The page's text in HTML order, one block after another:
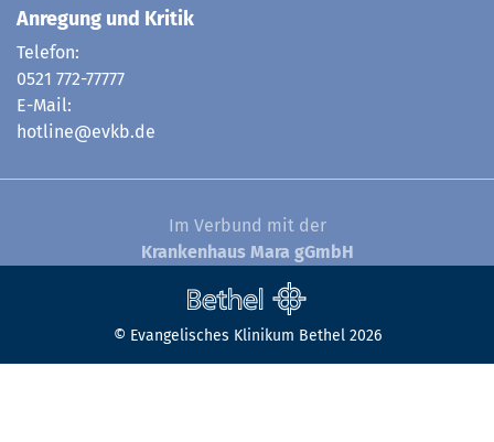
Anregung und Kritik
Telefon:
0521 772-77777
E-Mail:
hotline@evkb.de
Im Verbund mit der
Krankenhaus Mara gGmbH
© Evangelisches Klinikum Bethel 2026